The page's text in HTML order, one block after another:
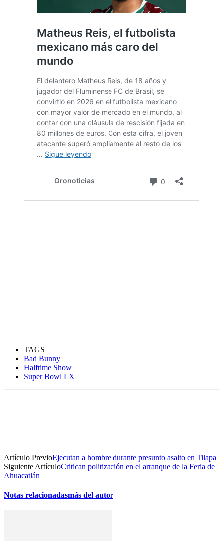
TAGS
Bad Bunny
Halftime Show
Super Bowl LX
Artículo PrevioEjecutan a hombre durante presunto asalto en Tilapa
Siguiente ArtículoCritican politización en el arranque de la Feria de
Ahuacatlán
Notas relacionadasmás del autor